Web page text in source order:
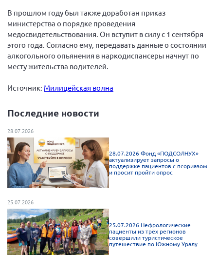
Конференция ВСЭ 2021
Конференция ОООИБРС 2020
Документы съездов
Первый съезд
Второй съезд
Четвертый съезд
Пятый съезд
Шестой съезд
ОФ «Фонд содействия больным рассеянным
склерозом»
Новости: Казахстан
Письма и официальные ответы
Нормативно-правовые документы
Методическая литература для НКО
Публичные отчеты
В прошлом году был также доработан приказ
министерства о порядке проведения
медосвидетельствования. Он вступит в силу с 1 сентября
этого года. Согласно ему, передавать данные о состоянии
алкогольного опьянения в наркодиспансеры начнут по
месту жительства водителей.
Источник: Милицейская волна
Последние новости
28.07.2026
28.07.2026 Фонд «ПОДСОЛНУХ»
актуализирует запросы о
поддержке пациентов с псориазом
и просит пройти опрос
25.07.2026
25.07.2026 Нефрологические
пациенты из трёх регионов
совершили туристическое
путешествие по Южному Уралу